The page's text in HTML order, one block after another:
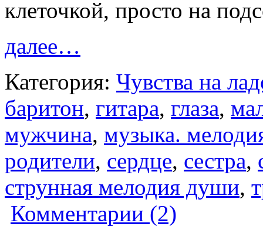
клеточкой, просто на
далее…
Категория: Чувства на
баритон, гитара, глаза,
мужчина, музыка.
родители, сердце, сестра,
струнная мелодия души,
Комментарии (2)